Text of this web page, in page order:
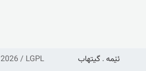
2026 / LGPL ئێمە . گیتهاب